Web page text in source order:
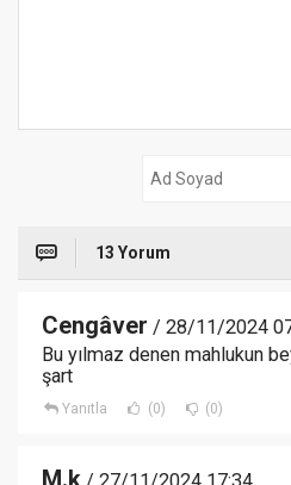
13 Yorum
Cengâver / 28/11/2024
Bu yılmaz denen mahlukun
şart
Yanıtla (0) (0)